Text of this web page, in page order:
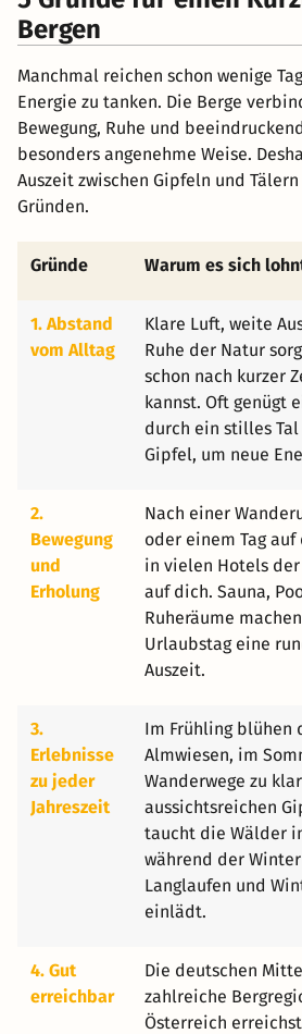
Bergen
Manchmal reichen schon wenige
Energie zu tanken. Die Berge
Bewegung, Ruhe und
besonders angenehme Weise.
Auszeit zwischen Gipfeln und
Gründen.
Gründe Warum es sich
1. Abstand
vom Alltag
Klare Luft, weite
Ruhe der Natur
schon nach kurzer
kannst. Oft genügt
durch ein stilles
Gipfel, um neue
2.
Bewegung
und
Erholung
Nach einer
oder einem Tag
in vielen Hotels
auf dich. Sauna,
Ruheräume
Urlaubstag eine
Auszeit.
3.
Erlebnisse
zu jeder
Jahreszeit
Im Frühling blühen
Almwiesen, im
Wanderwege zu
aussichtsreichen
taucht die Wälder
während der
Langlaufen und
einlädt.
4. Gut
erreichbar
Die deutschen
zahlreiche
Österreich